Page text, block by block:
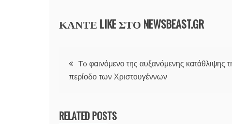
ΚΑΝΤΕ LIKE ΣΤΟ NEWSBEAST.GR
Πλοήγηση
άρθρων
To φαινόμενο της αυξανόμενης κατάθλιψης
περίοδο των Χριστουγέννων
RELATED POSTS